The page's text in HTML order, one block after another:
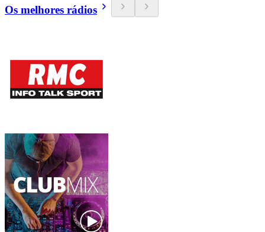
Os melhores rádios